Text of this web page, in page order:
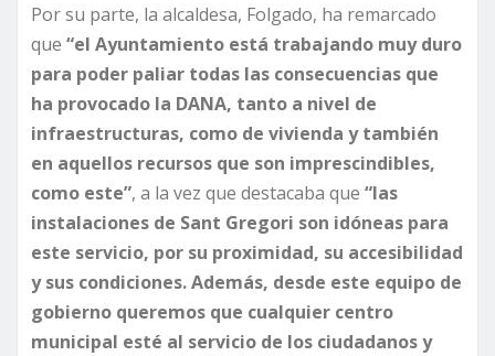
Por su parte, la alcaldesa, Folgado, ha remarcado
que “el Ayuntamiento está trabajando muy duro
para poder paliar todas las consecuencias que
ha provocado la DANA, tanto a nivel de
infraestructuras, como de vivienda y también
en aquellos recursos que son imprescindibles,
como este”, a la vez que destacaba que “las
instalaciones de Sant Gregori son idóneas para
este servicio, por su proximidad, su accesibilidad
y sus condiciones. Además, desde este equipo de
gobierno queremos que cualquier centro
municipal esté al servicio de los ciudadanos y